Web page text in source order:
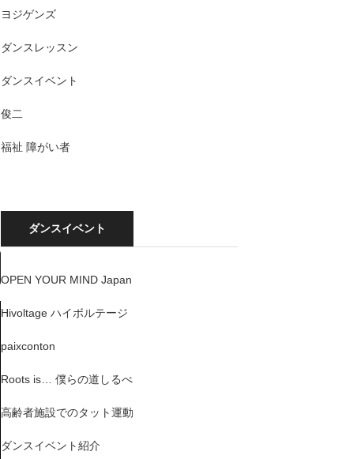
ヨジゲンズ
ダンスレッスン
ダンスイベント
俊二
福祉 障がい者
ダンスイベント
OPEN YOUR MIND Japan
Hivoltage ハイボルテージ
paixconton
Roots is… 僕らの道しるべ
高齢者施設でのタット運動
ダンスイベント紹介